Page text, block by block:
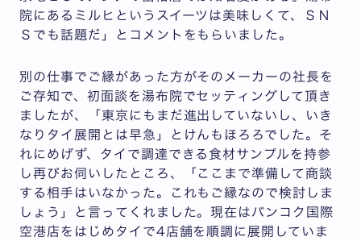
院にあるミルヒというスイーツは美味しくて、ＳＮ
Ｓでも話題だ」とコメントをもらいました。
別の仕事でご縁があった方がそのメーカーの社長を
ご存知で、初面談を湯布院でセッティングして頂き
ましたが、「東京にもまだ進出していないし、いき
なりタイ展開とは早急」とけんもほろろでした。そ
れにめげず、タイで調達できる食材サンプルを持参
し再びお伺いしたところ、「ここまで準備して商談
する相手はいなかった。これもご縁なので検討しま
しょう」と言ってくれました。現在はバンコク国際
空港店をはじめタイで4店舗を順調に展開していま